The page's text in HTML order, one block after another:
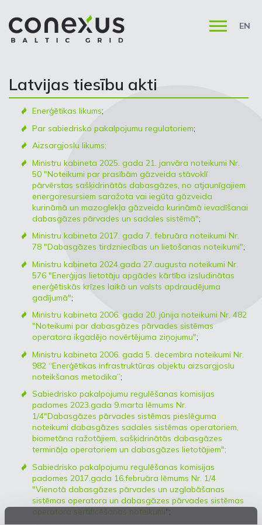
EN
Latvijas tiesību akti
Enerģētikas likums;
Par sabiedrisko pakalpojumu regulatoriem;
Aizsargjoslu likums;
Ministru kabineta 2025. gada 21. janvāra noteikumi Nr.
50 "Noteikumi par prasībām gāzveida stāvoklī
pārvērstas sašķidrinātās dabasgāzes, no atjaunīgajiem
energoresursiem saražota vai iegūta gāzveida
kurināmā un mazoglekļa gāzveida kurināmā ievadīšanai
dabasgāzes pārvades un sadales sistēmā";
Ministru kabineta 2017. gada 7. februāra noteikumi Nr.
78 "Dabasgāzes tirdzniecības un lietošanas noteikumi";
Ministru kabineta 2024.gada 27.augusta noteikumi Nr.
576 "Enerģijas lietotāju apgādes kārtība izsludinātas
enerģētiskās krīzes laikā un valsts apdraudējuma
gadījumā";
Ministru kabineta 2006. gada 20. jūnija noteikumi Nr. 482
"Noteikumi par dabasgāzes pārvades sistēmas
operatora ikgadējo novērtējuma ziņojumu";
Ministru kabineta 2006. gada 5. decembra noteikumi Nr.
982 “Enerģētikas infrastruktūras objektu aizsargjoslu
noteikšanas metodika”;
Sabiedrisko pakalpojumu regulēšanas komisijas
padomes 2023.gada 9.marta lēmums Nr.
1/4"Dabasgāzes pārvades sistēmas pieslēguma
noteikumi dabasgāzes sadales sistēmas operatoriem,
biometāna ražotājiem, sašķidrinātās dabasgāzes
termināļa operatoriem un dabasgāzes lietotājiem";
Sabiedrisko pakalpojumu regulēšanas komisijas
padomes 2017.gada 16.februāra lēmums Nr. 1/4
"Vienotā dabasgāzes pārvades un uzglabāšanas
sistēmas operatora un dabasgāzes pārvades sistēmas
operatora sertificēšanas noteikumi";